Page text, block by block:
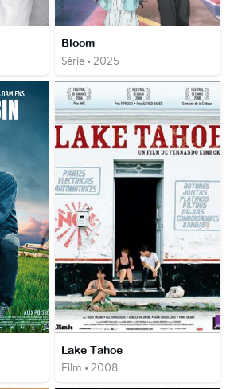
Bloom
Série • 2025
Lake Tahoe
Film • 2008